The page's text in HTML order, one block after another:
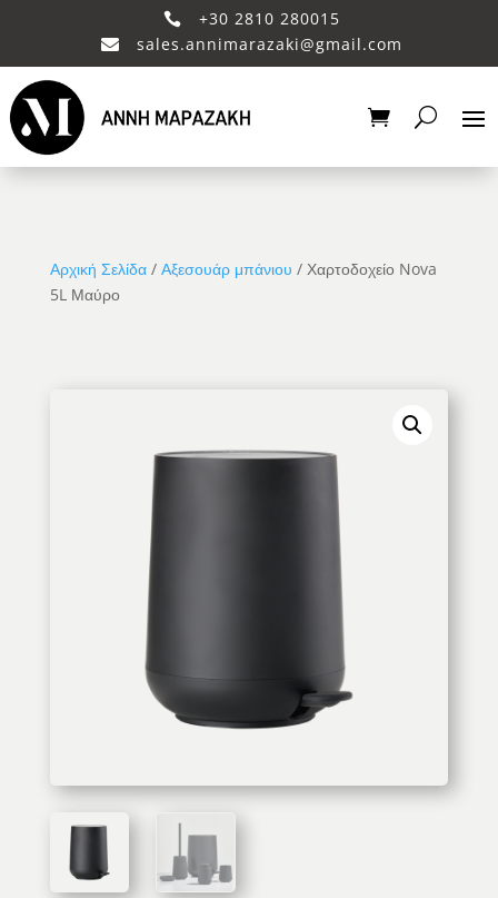
 +30 2810 280015
 sales.annimarazaki@gmail.com
Αρχική Σελίδα/ Αξεσουάρ μπάνιου / Χαρτοδοχείο Nova
5L Μαύρο